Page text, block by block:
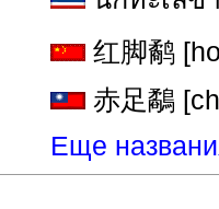
红脚鹬
赤足鷸
Еще